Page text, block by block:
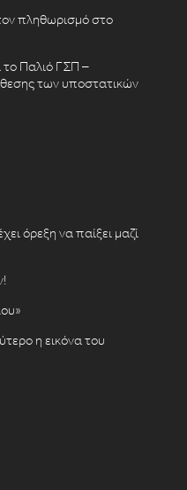
πληθωρισμό στο
Παλιό ΓΣΠ –
των υποστατικών
όρεξη να παίξει μαζί
η εικόνα του